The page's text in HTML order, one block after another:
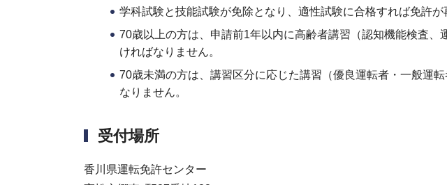
学科試験と技能試験が免除となり、適性試験に合格すれば免許が
70歳以上の方は、申請前1年以内に高齢者講習（認知機能検査
ければなりません。
70歳未満の方は、講習区分に応じた講習（優良運転者・一般運
なりません。
受付場所
香川県運転免許センター